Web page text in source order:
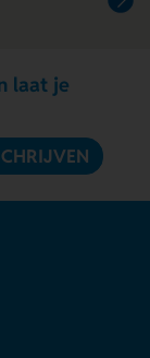
laat je